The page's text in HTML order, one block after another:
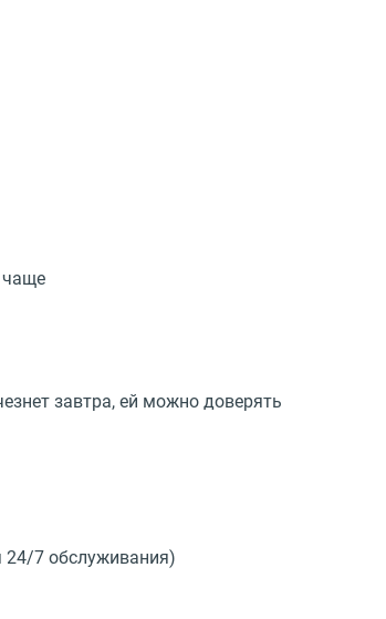
чаще
завтра, ей можно доверять
24/7 обслуживания)